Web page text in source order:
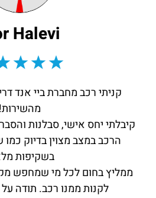
Halevi
קניתי רכב מחברת ביי אנד
מהשירות!
קיבלתי יחס אישי, סבלנות
הרכב במצב מצוין בדיוק
בשקיפות
ממליץ בחום לכל מי שמחפש
לקנות ממנו רכב. תודה על